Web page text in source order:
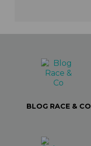
BLOG RACE & CO